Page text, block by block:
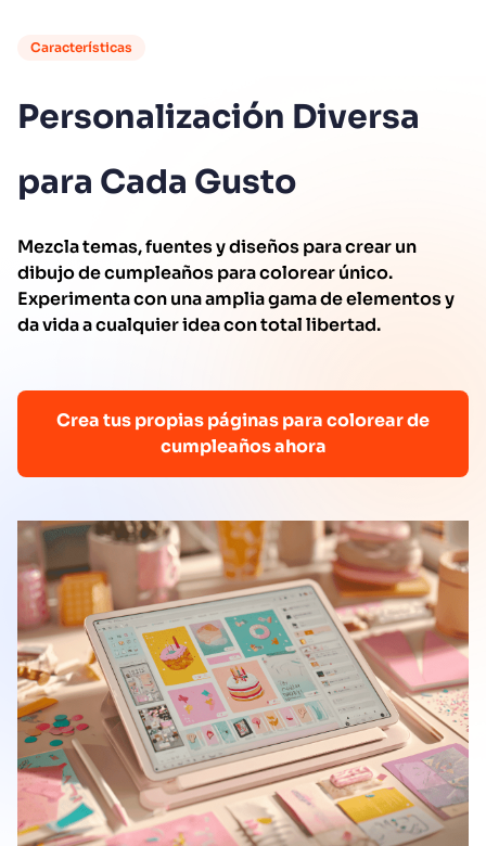
Características
Personalización Diversa
para Cada Gusto
Mezcla temas, fuentes y diseños para crear un
dibujo de cumpleaños para colorear único.
Experimenta con una amplia gama de elementos y
da vida a cualquier idea con total libertad.
Crea tus propias páginas para colorear de
cumpleaños ahora